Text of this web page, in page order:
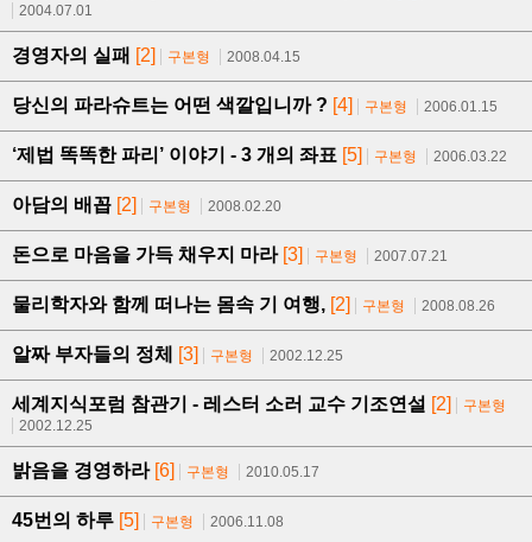
2004.07.01
경영자의 실패 [2] 구본형 2008.04.15
당신의 파라슈트는 어떤 색깔입니까 ? [4] 구본형 2006.01.15
‘제법 똑똑한 파리’ 이야기 - 3 개의 좌표 [5] 구본형 2006.03.22
아담의 배꼽 [2] 구본형 2008.02.20
돈으로 마음을 가득 채우지 마라 [3] 구본형 2007.07.21
물리학자와 함께 떠나는 몸속 기 여행, [2] 구본형 2008.08.26
알짜 부자들의 정체 [3] 구본형 2002.12.25
세계지식포럼 참관기 - 레스터 소러 교수 기조연설 [2]
구본형
2002.12.25
밝음을 경영하라 [6] 구본형 2010.05.17
45번의 하루 [5] 구본형 2006.11.08